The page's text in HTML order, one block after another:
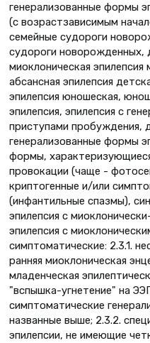
генерализованные формы
(с возрастзависимым
семейные судороги
судороги новорожденных,
миоклоническая
абсансная эпилепсия
эпилепсия юношеская,
эпилепсия, эпилепсия с
приступами пробуждения,
генерализованные формы
формы,
провокации (чаще -
криптогенные и/или
(инфантильные спазмы),
эпилепсия с
эпилепсия с
симптоматические: 2.3.1.
ранняя миоклоническая
младенческая
"вспышка-угнетение" на
симптоматические
названные выше; 2.3.2.
эпилепсии, не имеющие